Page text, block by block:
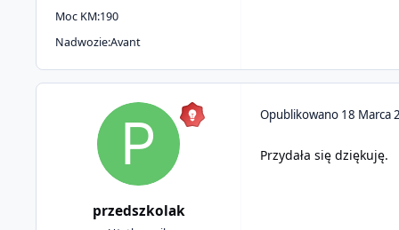
Moc KM:190
Nadwozie:Avant
przedszkolak
Opublikowano 18 Marca
Przydała się dziękuję.